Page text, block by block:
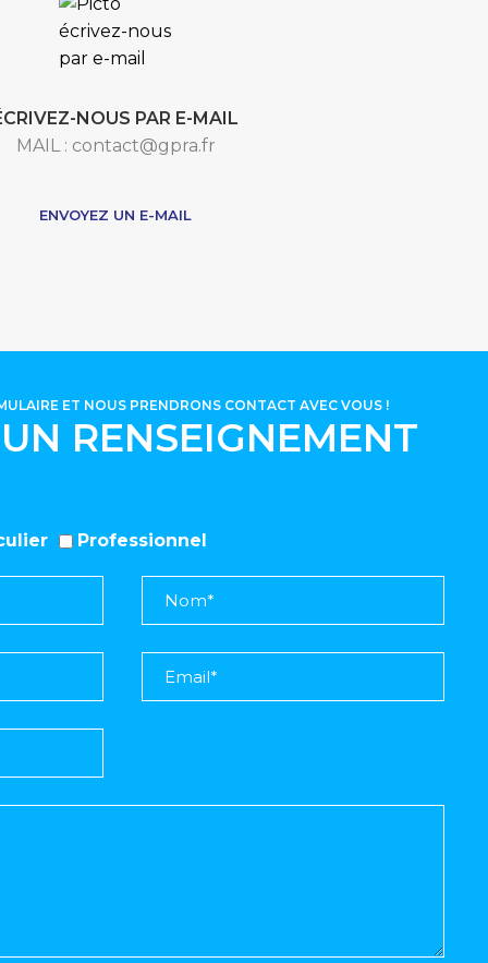
NOUS PAR E-MAIL
MAIL : contact@gpra.fr
ENVOYEZ UN E-MAIL
RENSEIGNEMENT
ET NOUS PRENDRONS CONTACT AVEC VOUS !
Professionnel